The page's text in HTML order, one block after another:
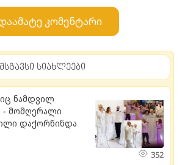
კომენტარი
მსგავსი სიახლეები
ნამდვილ
- მომღერალი
დაქორწინდა
352